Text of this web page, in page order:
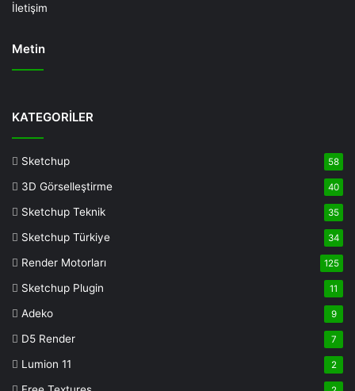
İletişim
Metin
Bonusu
Bonusu
casino
bonusu
veren
bonusu
veren
KATEGORİLER
Sketchup 58
3D Görselleştirme 40
Sketchup Teknik 35
Sketchup Türkiye 34
Render Motorları 125
Sketchup Plugin 11
Adeko 9
D5 Render 7
Lumion 11 2